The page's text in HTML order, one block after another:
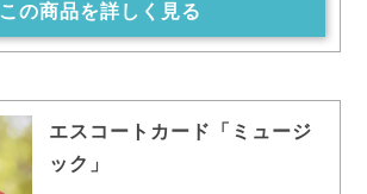
この商品を詳しく見る
エスコートカード「ミュージ
ック」